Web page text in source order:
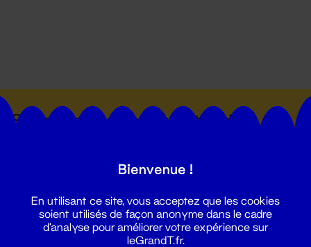
Suivez toutes les actualités du
Bienvenue !
En utilisant ce site, vous acceptez que les cookies
soient utilisés de façon anonyme dans le cadre
d'analyse pour améliorer votre expérience sur
leGrandT.fr.